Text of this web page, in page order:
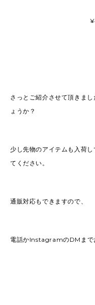
さっとご紹介させて頂きま
ょうか？
少し先物のアイテムも入荷
てください。
通販対応もできますので、
電話かInstagramのDMまで